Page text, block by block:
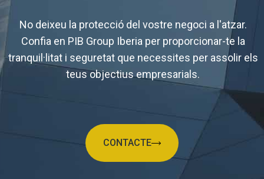
No deixeu la protecció del vostre negoci a l'atzar.
Confia en PIB Group Iberia per proporcionar-te la
tranquil·litat i seguretat que necessites per assolir els
teus objectius empresarials.
CONTACTE